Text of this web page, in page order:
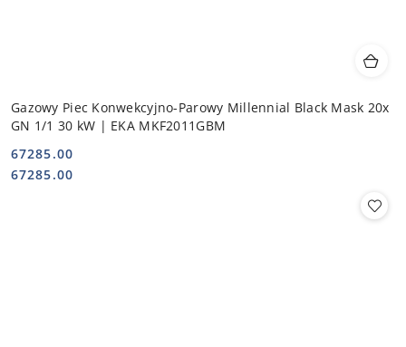
Gazowy Piec Konwekcyjno-Parowy Millennial Black Mask 20x
GN 1/1 30 kW | EKA MKF2011GBM
Cena:
67285.00
Cena:
67285.00